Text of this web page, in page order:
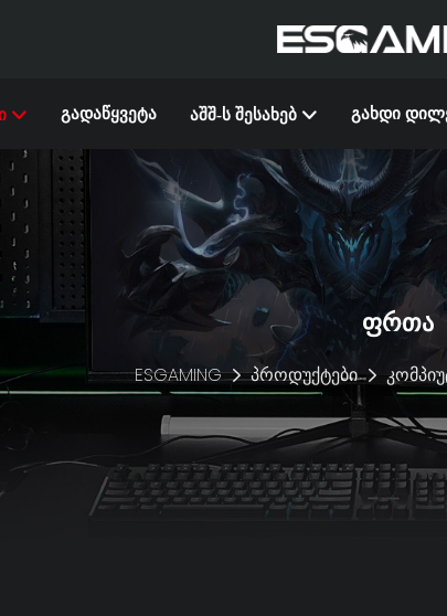
ᲒᲐᲓᲐᲬᲧᲕᲔᲢᲐ ᲐᲨᲨ-Ს ᲨᲔᲡᲐᲮᲔᲑ ᲒᲐᲮᲓᲘ
ᲤᲠᲗᲐ
ESGAMING პროდუქტები